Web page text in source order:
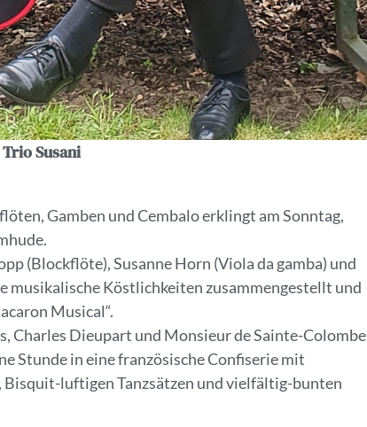
Susani
Gamben und Cembalo erklingt am Sonntag,
(Blockflöte), Susanne Horn (Viola da gamba) und
musikalische Köstlichkeiten zusammengestellt und
Musical“.
Charles Dieupart und Monsieur de Sainte-Colombe
Stunde in eine französische Confiserie mit
Bisquit-luftigen Tanzsätzen und vielfältig-bunten